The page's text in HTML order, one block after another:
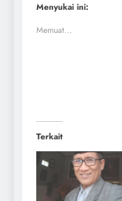
Menyukai ini:
Memuat...
Terkait